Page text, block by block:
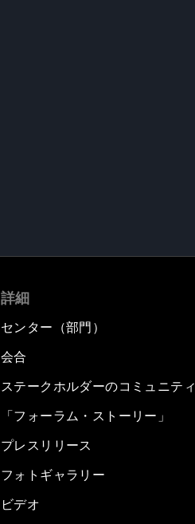
詳細
センター（部門）
会合
ステークホルダーのコミュニティ
「フォーラム・ストーリー」
プレスリリース
フォトギャラリー
ビデオ